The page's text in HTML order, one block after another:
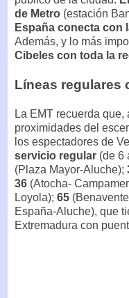
de Metro (estación
España conecta con
Además, y lo más
Cibeles con toda la
Líneas regulares
La EMT recuerda
proximidades del
los espectadores de
servicio regular (de 6
(Plaza Mayor-Aluche);
36 (Atocha-
Loyola); 65
España-Aluche), que
Extremadura con